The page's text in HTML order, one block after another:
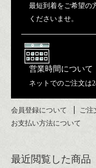
最短到着をご希望の
くださいませ。
営業時間について
ネットでのご注文は
会員登録について
ご注
お支払い方法について
最近閲覧した商品